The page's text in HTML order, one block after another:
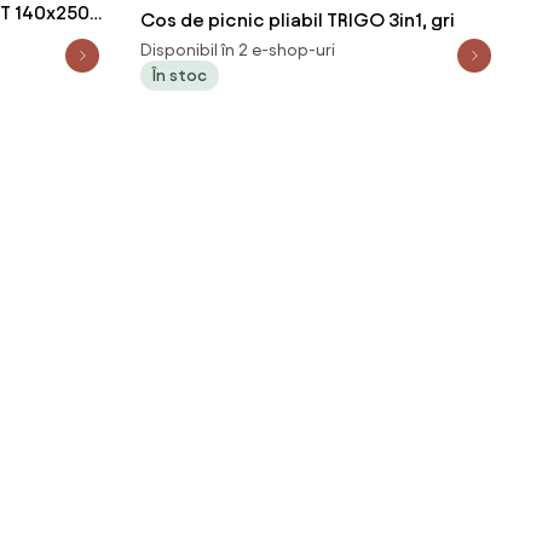
140x250
Cos de picnic pliabil TRIGO 3in1, gri
Disponibil în 2 e-shop-uri
În stoc